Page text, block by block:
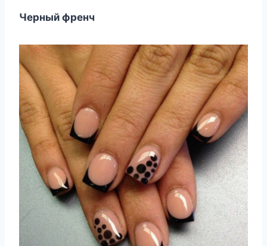
Черный френч